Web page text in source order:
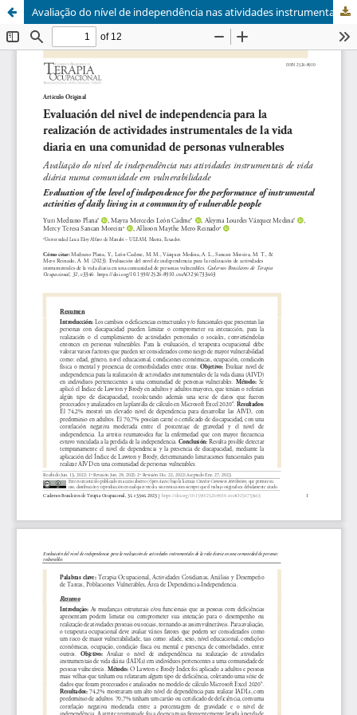
Avaliação do nível de independência nas atividades instrumentais de vida diária numa comunidade em vulnerabilidade